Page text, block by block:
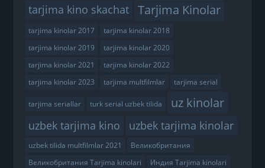
tarjima kino skachat
Tarjima Kinolar
tarjima kinolar 2017
tarjima kinolar 2018
tarjima kinolar 2019
tarjima kinolar 2020
tarjima kinolar 2021
tarjima kinolar 2022
tarjima kinolar 2023
tarjima multfilmlar tarjima serial
tarjima seriallar turk serial uzbek tilida uz kinolar
uzbek tarjima kino uzbek tarjima kinolar
uzbek tilida multfilmlar 2021
Великобритания
Великобритания Tarjima kinolari
Индия Tarjima kinolari